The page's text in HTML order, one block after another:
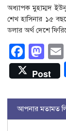
অধ্যাপক মুহাম্মদ
শেখ হাসিনার ১৫
ডলার অর্থ দেশে
Post
আপনার মতামত